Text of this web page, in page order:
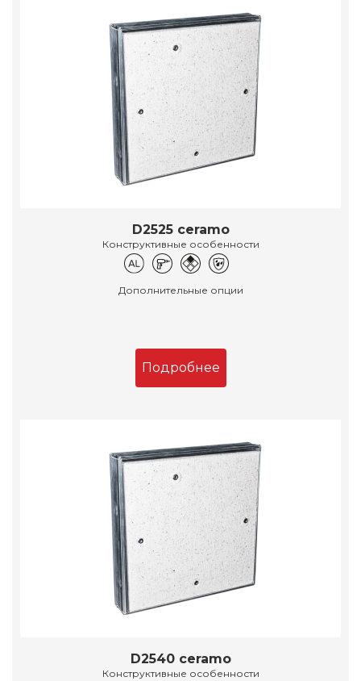
D2525 ceramo
Конструктивные особенности
Дополнительные опции
Подробнее
D2540 ceramo
Конструктивные особенности